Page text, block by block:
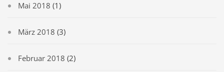
Mai 2018 (1)
März 2018 (3)
Februar 2018 (2)